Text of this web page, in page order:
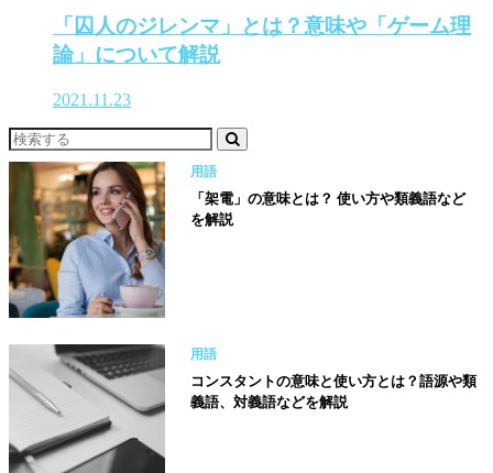
「囚人のジレンマ」とは？意味や「ゲーム理
論」について解説
2021.11.23
用語
「架電」の意味とは？ 使い方や類義語など
を解説
用語
コンスタントの意味と使い方とは？語源や類
義語、対義語などを解説